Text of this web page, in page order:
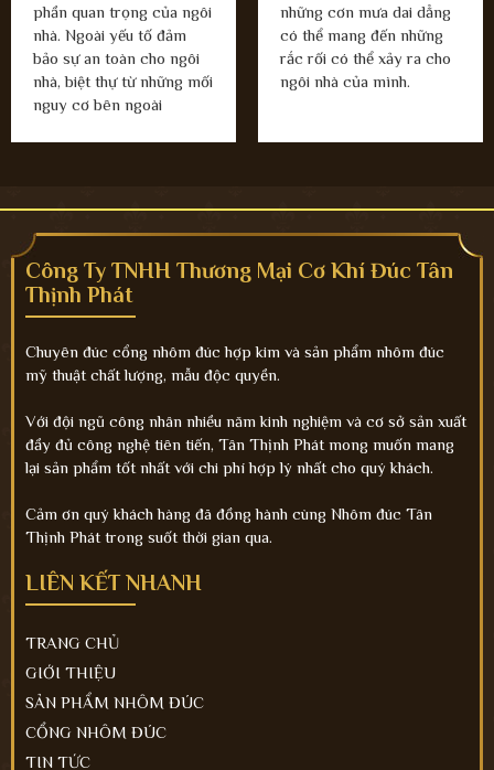
phần quan trọng của ngôi
nhà. Ngoài yếu tố đảm
bảo sự an toàn cho ngôi
nhà, biệt thự từ những mối
nguy cơ bên ngoài
những cơn mưa dai dẳng
có thể mang đến những
rắc rối có thể xảy ra cho
ngôi nhà của mình.
Công Ty TNHH Thương Mại Cơ Khí Đúc Tân
Thịnh Phát
Chuyên đúc cổng nhôm đúc hợp kim và sản phẩm nhôm đúc
mỹ thuật chất lượng, mẫu độc quyền.
Với đội ngũ công nhân nhiều năm kinh nghiệm và cơ sở sản xuất
đầy đủ công nghệ tiên tiến, Tân Thịnh Phát mong muốn mang
lại sản phẩm tốt nhất với chi phí hợp lý nhất cho quý khách.
Cảm ơn quý khách hàng đã đồng hành cùng Nhôm đúc Tân
Thịnh Phát trong suốt thời gian qua.
LIÊN KẾT NHANH
TRANG CHỦ
GIỚI THIỆU
SẢN PHẨM NHÔM ĐÚC
CỔNG NHÔM ĐÚC
TIN TỨC